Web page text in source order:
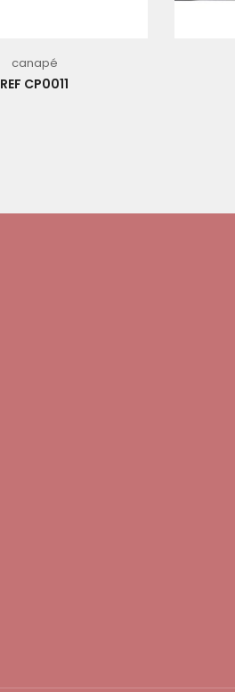
canapé
REF CP0011